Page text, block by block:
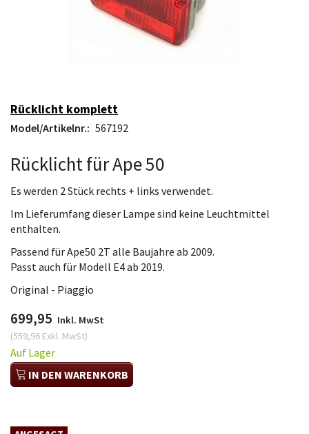
Rücklicht komplett
Model/Artikelnr.: 567192
Rücklicht für Ape 50
Es werden 2 Stück rechts + links verwendet.
Im Lieferumfang dieser Lampe sind keine Leuchtmittel
enthalten.
Passend für Ape50 2T alle Baujahre ab 2009.
Passt auch für Modell E4 ab 2019.
Original - Piaggio
699,95 Inkl. MwSt
(559,96 Exkl. MwSt)
Auf Lager
IN DEN WARENKORB